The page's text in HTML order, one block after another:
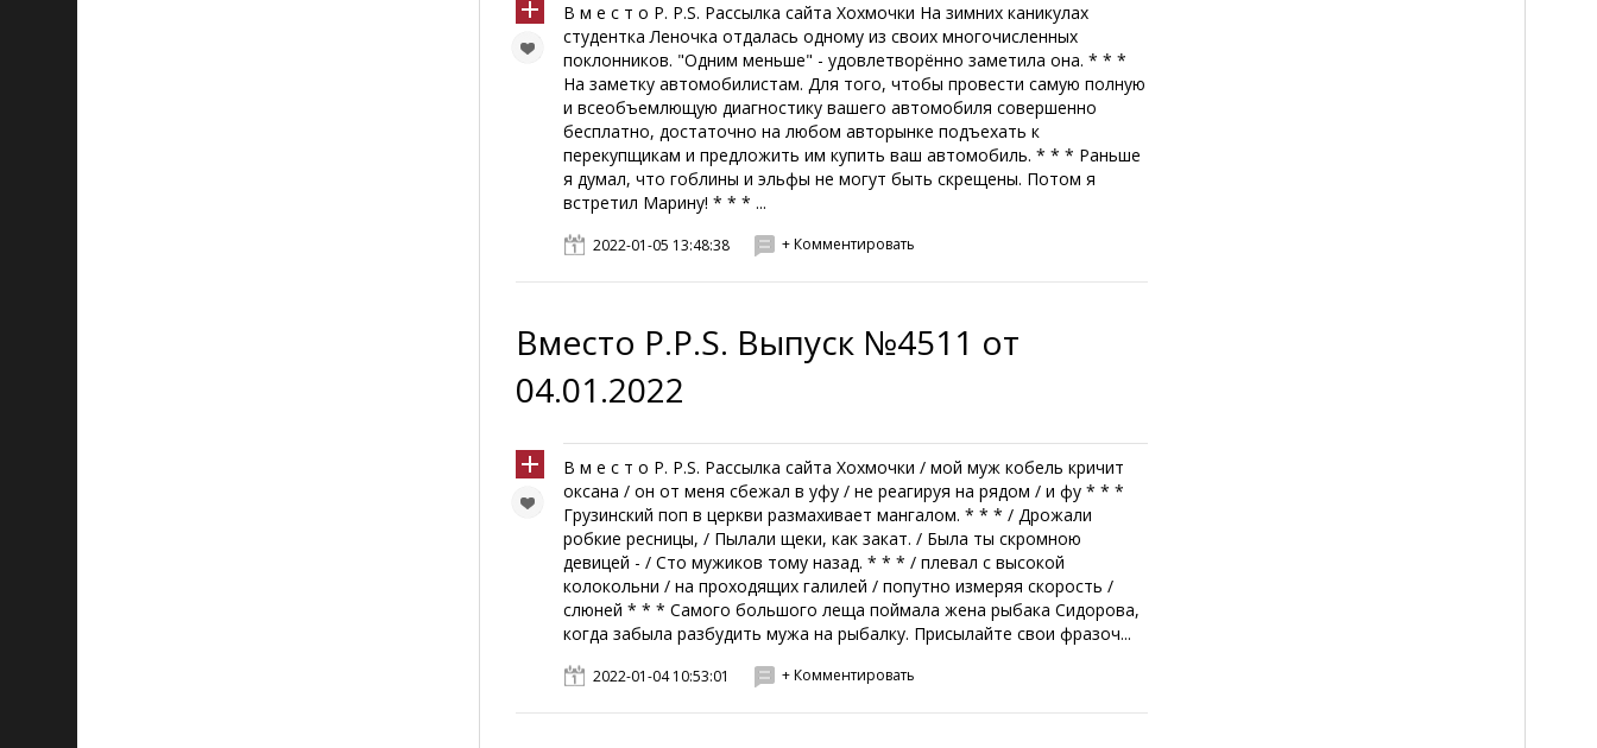
В м е с т о P. P.S. Рассылка сайта Хохмочки На зимних каникулах
студентка Леночка отдалась одному из своих многочисленных
поклонников. "Одним меньше" - удовлетворённо заметила она. * * *
На заметку автомобилистам. Для того, чтобы провести самую полную
и всеобъемлющую диагностику вашего автомобиля совершенно
бесплатно, достаточно на любом авторынке подъехать к
перекупщикам и предложить им купить ваш автомобиль. * * * Раньше
я думал, что гоблины и эльфы не могут быть скрещены. Потом я
встретил Марину! * * * ...
2022-01-05 13:48:38 + Комментировать
Вместо P.P.S. Выпуск №4511 от
04.01.2022
В м е с т о P. P.S. Рассылка сайта Хохмочки / мой муж кобель кричит
оксана / он от меня сбежал в уфу / не реагируя на рядом / и фу * * *
Грузинский поп в церкви размахивает мангалом. * * * / Дрожали
робкие ресницы, / Пылали щеки, как закат. / Была ты скромною
девицей - / Сто мужиков тому назад. * * * / плевал с высокой
колокольни / на проходящих галилей / попутно измеряя скорость /
слюней * * * Самого большого леща поймала жена рыбака Сидорова,
когда забыла разбудить мужа на рыбалку. Присылайте свои фразоч...
2022-01-04 10:53:01 + Комментировать